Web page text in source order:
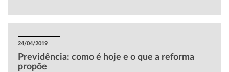
24/04/2019
Previdência: como é hoje e o que a reforma
propõe